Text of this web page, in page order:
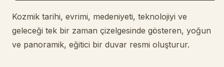
İstemler
Kozmik tarihi, evrimi, medeniyeti, teknolojiyi ve
geleceği tek bir zaman çizelgesinde gösteren, yoğun
ve panoramik, eğitici bir duvar resmi oluşturur.